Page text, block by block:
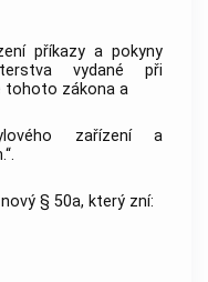
příkazy a pokyny
vydané při
tohoto zákona a
zařízení a
§ 50a, který zní: